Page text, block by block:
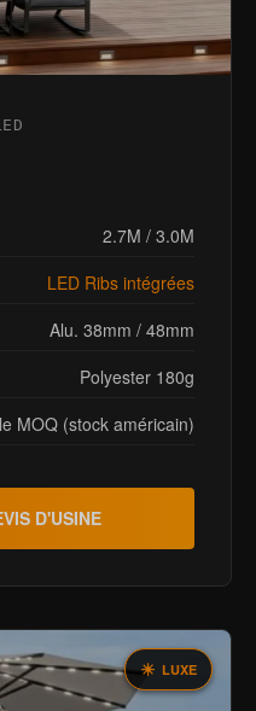
2.7M / 3.0M
LED Ribs intégrées
Alu. 38mm / 48mm
Polyester 180g
MOQ (stock américain)
D'USINE
LUXE